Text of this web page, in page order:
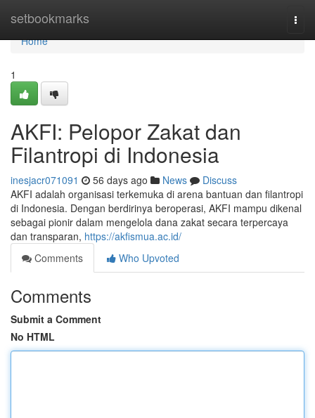
setbookmarks
Home
Home
1
AKFI: Pelopor Zakat dan
Filantropi di Indonesia
inesjacr071091 56 days ago News
Discuss
AKFI adalah organisasi terkemuka di arena bantuan dan filantropi
di Indonesia. Dengan berdirinya beroperasi, AKFI mampu dikenal
sebagai pionir dalam mengelola dana zakat secara terpercaya
dan transparan, https://akfismua.ac.id/
Comments
Who Upvoted
Comments
Submit a Comment
No HTML